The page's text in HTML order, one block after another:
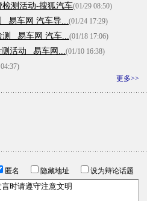
测活动-搜狐汽车(01/29 08:50)
易车网 汽车导... (01/24 17:29)
_易车网 汽车... (01/18 17:06)
活动 _易车网... (01/10 16:38)
更多>>
匿名 隐藏地址 设为辩论话题